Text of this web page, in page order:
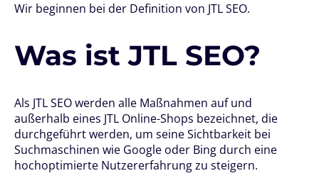
Wir beginnen bei der Definition von JTL SEO.
Was ist JTL SEO?
Als JTL SEO werden alle Maßnahmen auf und
außerhalb eines JTL Online-Shops bezeichnet, die
durchgeführt werden, um seine Sichtbarkeit bei
Suchmaschinen wie Google oder Bing durch eine
hochoptimierte Nutzererfahrung zu steigern.